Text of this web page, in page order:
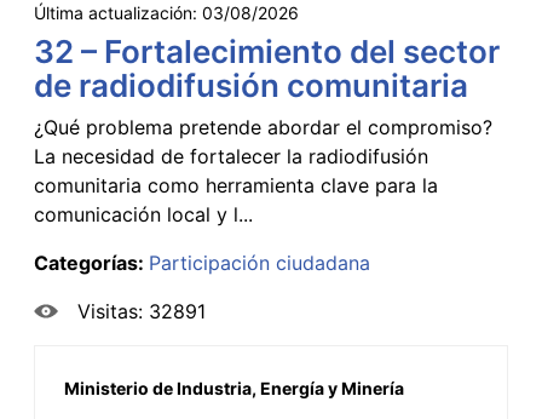
Última actualización: 03/08/2026
32 – Fortalecimiento del sector
de radiodifusión comunitaria
¿Qué problema pretende abordar el compromiso?
La necesidad de fortalecer la radiodifusión
comunitaria como herramienta clave para la
comunicación local y l...
Categorías: Participación ciudadana
Visitas: 32891
Ministerio de Industria, Energía y Minería